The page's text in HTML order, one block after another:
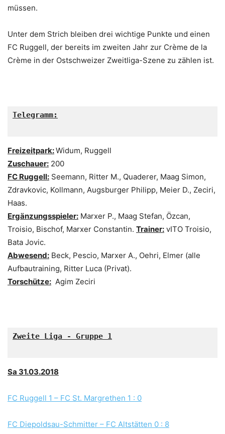
müssen.
Unter dem Strich bleiben drei wichtige Punkte und einen
FC Ruggell, der bereits im zweiten Jahr zur Crème de la
Crème in der Ostschweizer Zweitliga-Szene zu zählen ist.
Telegramm:
Freizeitpark:Widum, Ruggell
Zuschauer: 200
FC Ruggell: Seemann, Ritter M., Quaderer, Maag Simon,
Zdravkovic, Kollmann, Augsburger Philipp, Meier D., Zeciri,
Haas.
Ergänzungsspieler: Marxer P., Maag Stefan, Özcan,
Troisio, Bischof, Marxer Constantin. Trainer: vITO Troisio,
Bata Jovic.
Abwesend: Beck, Pescio, Marxer A., Oehri, Elmer (alle
Aufbautraining, Ritter Luca (Privat).
Torschütze: Agim Zeciri
Zweite Liga - Gruppe 1
Sa 31.03.2018
FC Ruggell 1 – FC St. Margrethen 1 : 0
FC Diepoldsau-Schmitter – FC Altstätten 0 : 8